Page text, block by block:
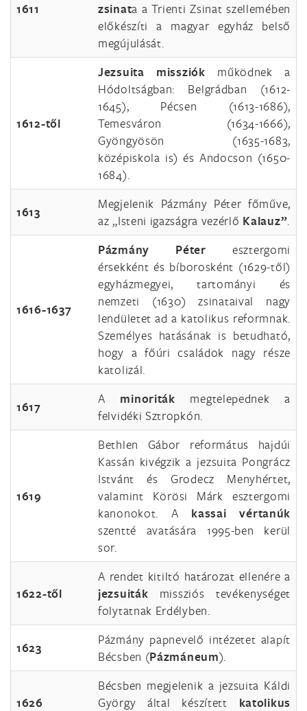
1611
zsinata a Trienti Zsinat szellemében
előkészíti a magyar egyház belső
megújulását.
1612-től
Jezsuita missziók működnek a
Hódoltságban: Belgrádban (1612-
1645), Pécsen (1613-1686),
Temesváron (1634-1666),
Gyöngyösön (1635-1683,
középiskola is) és Andocson (1650-
1684).
1613
Megjelenik Pázmány Péter főműve,
az „Isteni igazságra vezérlő Kalauz”.
1616-1637
Pázmány Péter esztergomi
érsekként és bíborosként (1629-től)
egyházmegyei, tartományi és
nemzeti (1630) zsinataival nagy
lendületet ad a katolikus reformnak.
Személyes hatásának is betudható,
hogy a főúri családok nagy része
katolizál.
1617
A minoriták megtelepednek a
felvidéki Sztropkón.
1619
Bethlen Gábor református hajdúi
Kassán kivégzik a jezsuita Pongrácz
Istvánt és Grodecz Menyhértet,
valamint Körösi Márk esztergomi
kanonokot. A kassai vértanúk
szentté avatására 1995-ben kerül
sor.
1622-től
A rendet kitiltó határozat ellenére a
jezsuiták missziós tevékenységet
folytatnak Erdélyben.
1623
Pázmány papnevelő intézetet alapít
Bécsben (Pázmáneum).
1626
Bécsben megjelenik a jezsuita Káldi
György által készített katolikus